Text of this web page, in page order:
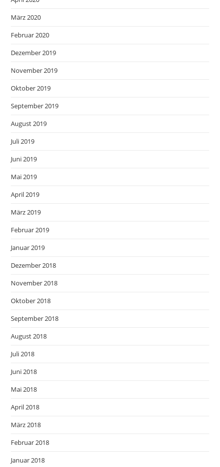
März 2020
Februar 2020
Dezember 2019
November 2019
Oktober 2019
September 2019
August 2019
Juli 2019
Juni 2019
Mai 2019
April 2019
März 2019
Februar 2019
Januar 2019
Dezember 2018
November 2018
Oktober 2018
September 2018
August 2018
Juli 2018
Juni 2018
Mai 2018
April 2018
März 2018
Februar 2018
Januar 2018